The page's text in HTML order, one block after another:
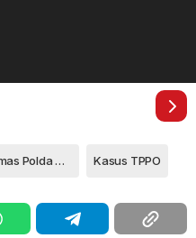
Kabidhumas Polda Kepri Kasus TPPO